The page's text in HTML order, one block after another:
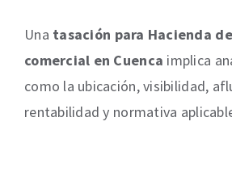
Una tasación para Hacienda
comercial en Cuenca implica
como la ubicación, visibilidad,
rentabilidad y normativa